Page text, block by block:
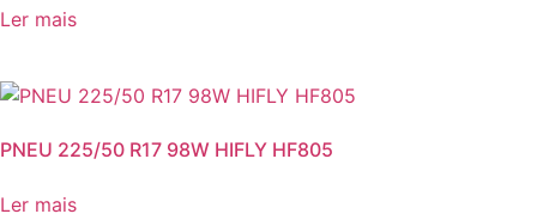
Ler mais
PNEU 225/50 R17 98W HIFLY HF805
Ler mais